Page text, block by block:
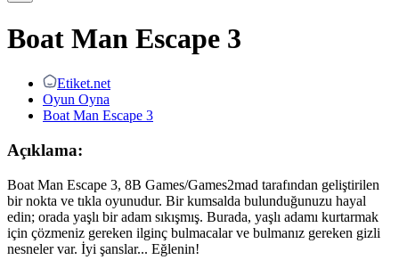
Boat Man Escape 3
Etiket.net
Oyun Oyna
Boat Man Escape 3
Açıklama:
Boat Man Escape 3, 8B Games/Games2mad tarafından geliştirilen
bir nokta ve tıkla oyunudur. Bir kumsalda bulunduğunuzu hayal
edin; orada yaşlı bir adam sıkışmış. Burada, yaşlı adamı kurtarmak
için çözmeniz gereken ilginç bulmacalar ve bulmanız gereken gizli
nesneler var. İyi şanslar... Eğlenin!